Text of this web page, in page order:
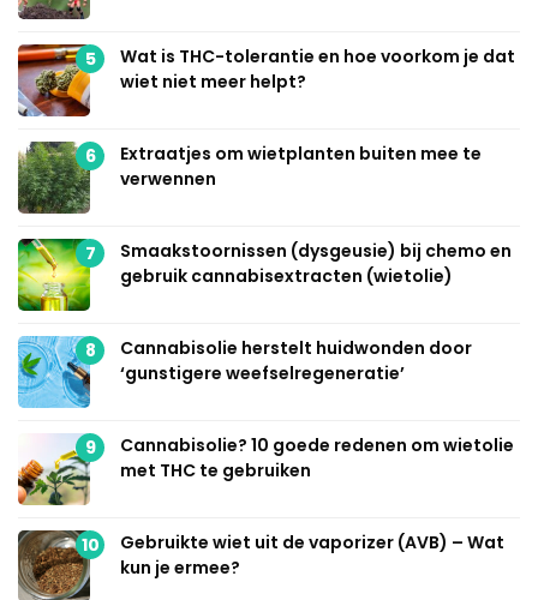
5
Wat is THC-tolerantie en hoe voorkom je dat
wiet niet meer helpt?
6
Extraatjes om wietplanten buiten mee te
verwennen
7
Smaakstoornissen (dysgeusie) bij chemo en
gebruik cannabisextracten (wietolie)
8
Cannabisolie herstelt huidwonden door
‘gunstigere weefselregeneratie’
9
Cannabisolie? 10 goede redenen om wietolie
met THC te gebruiken
10
Gebruikte wiet uit de vaporizer (AVB) – Wat
kun je ermee?